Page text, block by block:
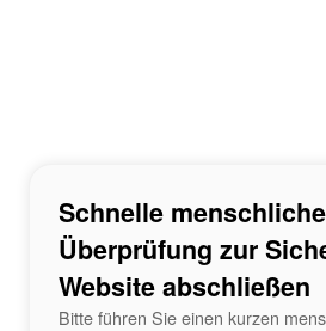
Schnelle menschliche
Überprüfung zur
Website abschließen
Bitte führen Sie einen kurzen